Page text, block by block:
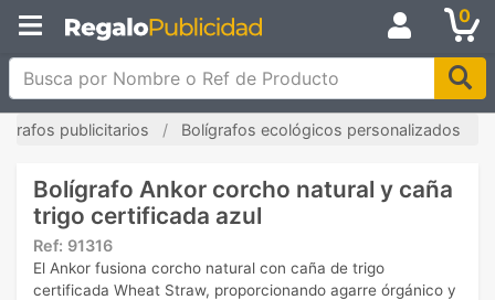
0
Busca por Nombre o Ref de Producto
publicitarios Bolígrafos ecológicos personalizados
Bolígrafo Ankor corcho natural y caña
trigo certificada azul
Ref: 91316
El Ankor fusiona corcho natural con caña de trigo
certificada Wheat Straw, proporcionando agarre órgánico y